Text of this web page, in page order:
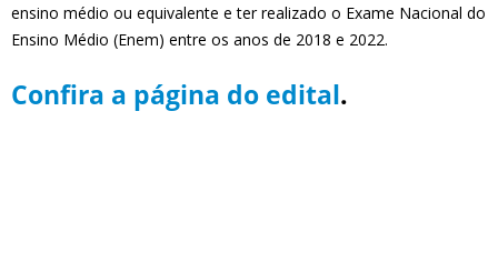
ensino médio ou equivalente e ter realizado o Exame Nacional do
Ensino Médio (Enem) entre os anos de 2018 e 2022.
Confira a página do edital.